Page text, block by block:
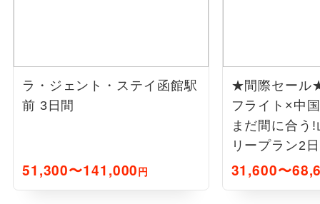
ラ・ジェント・ステイ函館駅
前 3日間
51,300〜141,000円
★間際セー
フライト×中
まだ間に合う
リープラン2
31,600〜